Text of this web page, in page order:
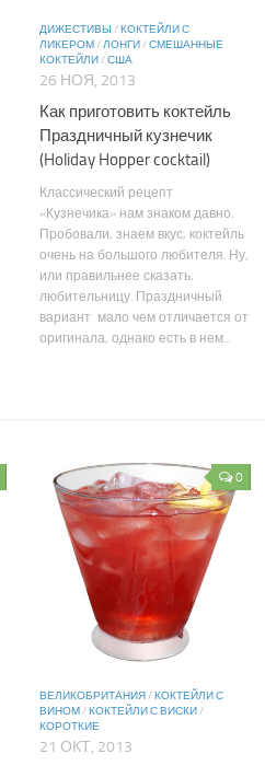
ДИЖЕСТИВЫ /КОКТЕЙЛИ С
ЛИКЕРОМ/ЛОНГИ/СМЕШАННЫЕ
КОКТЕЙЛИ/США
26 НОЯ, 2013
Как приготовить коктейль
Праздничный кузнечик
(Holiday Hopper cocktail)
Классический рецепт
«Кузнечика» нам знаком давно.
Пробовали, знаем вкус, коктейль
очень на большого любителя. Ну,
или правильнее сказать,
любительницу. Праздничный
вариант мало чем отличается от
оригинала, однако есть в нем...
0
ВЕЛИКОБРИТАНИЯ/КОКТЕЙЛИ С
ВИНОМ/КОКТЕЙЛИ С ВИСКИ/
КОРОТКИЕ
21 ОКТ, 2013